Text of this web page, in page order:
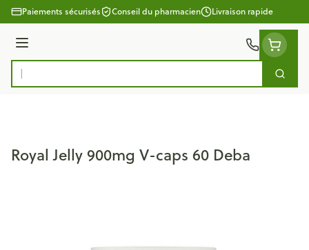
Aller au contenu
Paiements sécurisés Conseil du pharmacien Livraison rapide
Menu
Rechercher
Royal Jelly 900mg V-caps 60 Deba